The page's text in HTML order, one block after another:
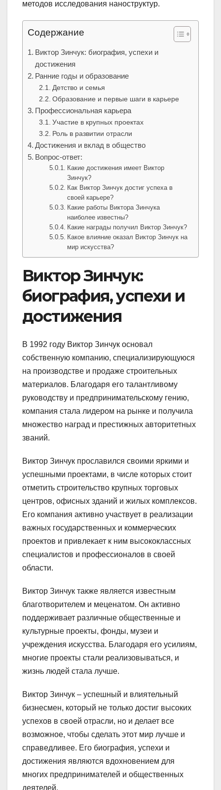
методов исследования наноструктур.
Содержание
Виктор Зинчук: биография, успехи и
достижения
Ранние годы и образование
Детство и семья
Образование и первые шаги в карьере
Профессиональная карьера
Участие в крупных проектах
Роль в развитии отрасли
Достижения и вклад в общество
Вопрос-ответ:
Какие достижения имеет Виктор
Зинчук?
Как Виктор Зинчук достиг успеха в
своей карьере?
Какие работы Виктора Зинчука
наиболее известны?
Какие награды получил Виктор Зинчук?
Какое влияние оказал Виктор Зинчук на
мир искусства?
Виктор Зинчук:
биография, успехи и
достижения
В 1992 году Виктор Зинчук основал
собственную компанию, специализирующуюся
на производстве и продаже строительных
материалов. Благодаря его талантливому
руководству и предпринимательскому гению,
компания стала лидером на рынке и получила
множество наград и престижных авторитетных
званий.
Виктор Зинчук прославился своими яркими и
успешными проектами, в числе которых стоит
отметить строительство крупных торговых
центров, офисных зданий и жилых комплексов.
Его компания активно участвует в реализации
важных государственных и коммерческих
проектов и привлекает к ним высококлассных
специалистов и профессионалов в своей
области.
Виктор Зинчук также является известным
благотворителем и меценатом. Он активно
поддерживает различные общественные и
культурные проекты, фонды, музеи и
учреждения искусства. Благодаря его усилиям,
многие проекты стали реализовываться, и
жизнь людей стала лучше.
Виктор Зинчук – успешный и влиятельный
бизнесмен, который не только достиг высоких
успехов в своей отрасли, но и делает все
возможное, чтобы сделать этот мир лучше и
справедливее. Его биография, успехи и
достижения являются вдохновением для
многих предпринимателей и общественных
деятелей.